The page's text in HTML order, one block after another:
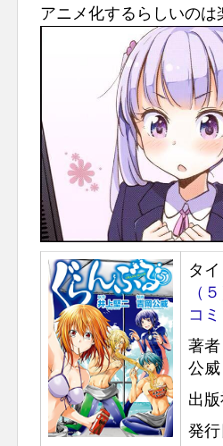
アニメ化するらしいのは
タイ
（
コ
著
公威
出
発